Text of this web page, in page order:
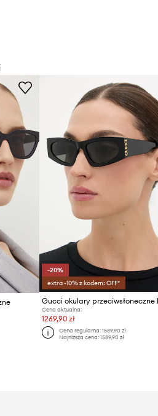
-20%
extra -10% z kodem: OFF*
Cena aktualna:
1269,90 zł
Cena regularna: 1589,90 zł
Najniższa cena: 1589,90 zł